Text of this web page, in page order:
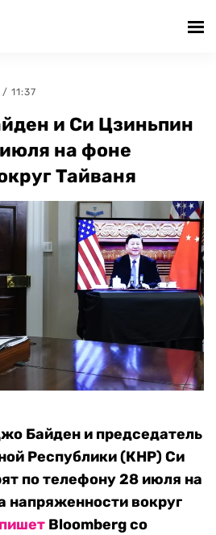
/ 11:37
и Си Цзиньпин
на фоне
Тайваня
Байден и председатель
Республики (КНР) Си
по телефону 28 июля на
напряженности вокруг
пишет Bloomberg со